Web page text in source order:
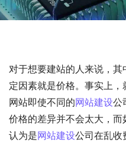
对于想要建站的人来说，
定因素就是价格。事实上
网站即使不同的网站建设公
价格的差异并不会太大，
认为是网站建设公司在乱收